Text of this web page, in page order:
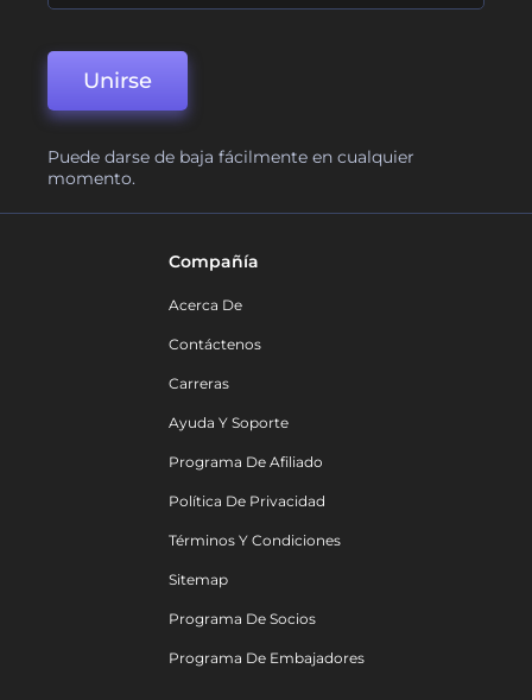
Unirse
Puede darse de baja fácilmente en cualquier
momento.
Compañía
Acerca De
Contáctenos
Carreras
Ayuda Y Soporte
Programa De Afiliado
Política De Privacidad
Términos Y Condiciones
Sitemap
Programa De Socios
Programa De Embajadores